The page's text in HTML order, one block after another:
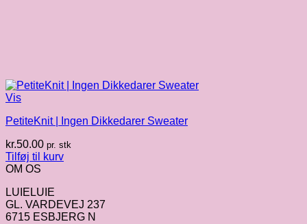
Vis
PetiteKnit | Ingen Dikkedarer Sweater
kr.50.00 pr. stk
Tilføj til kurv
OM OS
LUIELUIE
GL. VARDEVEJ 237
6715 ESBJERG N